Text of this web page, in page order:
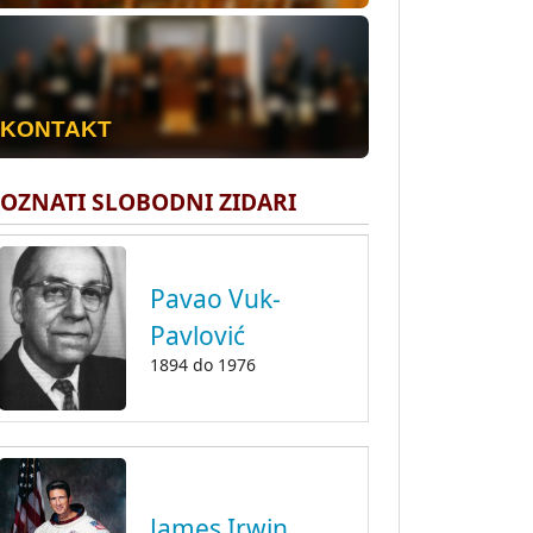
KONTAKT
SLOBODNI ZIDARI
Pavao Vuk-
Pavlović
1894do 1976